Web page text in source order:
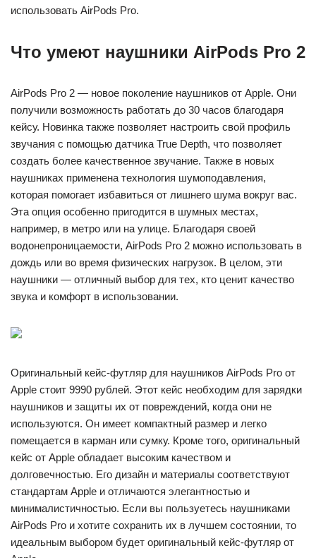
использовать AirPods Pro.
Что умеют наушники AirPods Pro 2
AirPods Pro 2 — новое поколение наушников от Apple. Они
получили возможность работать до 30 часов благодаря
кейсу. Новинка также позволяет настроить свой профиль
звучания с помощью датчика True Depth, что позволяет
создать более качественное звучание. Также в новых
наушниках применена технология шумоподавления,
которая помогает избавиться от лишнего шума вокруг вас.
Эта опция особенно пригодится в шумных местах,
например, в метро или на улице. Благодаря своей
водонепроницаемости, AirPods Pro 2 можно использовать в
дождь или во время физических нагрузок. В целом, эти
наушники — отличный выбор для тех, кто ценит качество
звука и комфорт в использовании.
Оригинальный кейс-футляр для наушников AirPods Pro от
Apple стоит 9990 рублей. Этот кейс необходим для зарядки
наушников и защиты их от повреждений, когда они не
используются. Он имеет компактный размер и легко
помещается в карман или сумку. Кроме того, оригинальный
кейс от Apple обладает высоким качеством и
долговечностью. Его дизайн и материалы соответствуют
стандартам Apple и отличаются элегантностью и
минималистичностью. Если вы пользуетесь наушниками
AirPods Pro и хотите сохранить их в лучшем состоянии, то
идеальным выбором будет оригинальный кейс-футляр от